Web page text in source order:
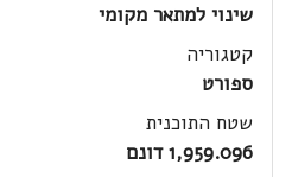
שינוי למתאר מקומי
קטגוריה
ספורט
שטח התוכנית
1,959.096 דונם